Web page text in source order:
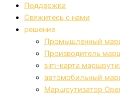
Поддержка
Свяжитесь с нами
решение
Промышленный
Производитель
sim-карта
автомобильный
Маршрутизатор